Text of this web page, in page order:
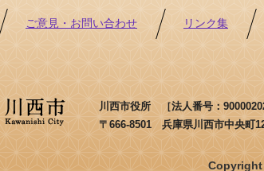
ご意見・お問い合わせ リンク集
川西市役所 ［法人番号：
〒666-8501 兵庫県川西市中央